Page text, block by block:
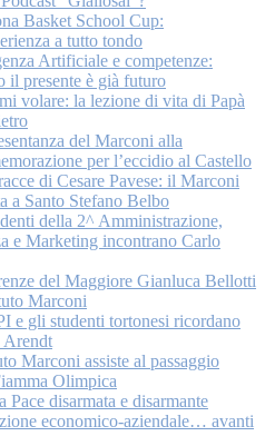
Basket School Cup:
a tutto tondo
Artificiale e competenze:
il presente è già futuro
volare: la lezione di vita di Papà
del Marconi alla
per l’eccidio al Castello
di Cesare Pavese: il Marconi
a Santo Stefano Belbo
della 2^ Amministrazione,
e Marketing incontrano Carlo
del Maggiore Gianluca Bellotti
Marconi
e gli studenti tortonesi ricordano
Arendt
Marconi assiste al passaggio
Olimpica
Pace disarmata e disarmante
economico-aziendale… avanti